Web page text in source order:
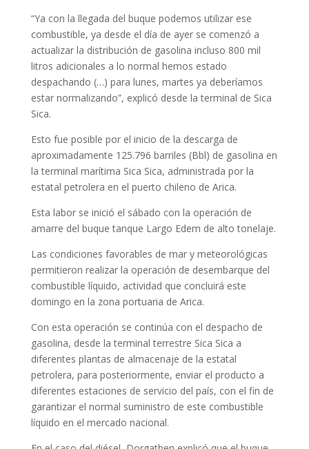
“Ya con la llegada del buque podemos utilizar ese
combustible, ya desde el día de ayer se comenzó a
actualizar la distribución de gasolina incluso 800 mil
litros adicionales a lo normal hemos estado
despachando (…) para lunes, martes ya deberíamos
estar normalizando”, explicó desde la terminal de Sica
Sica.
Esto fue posible por el inicio de la descarga de
aproximadamente 125.796 barriles (Bbl) de gasolina en
la terminal marítima Sica Sica, administrada por la
estatal petrolera en el puerto chileno de Arica.
Esta labor se inició el sábado con la operación de
amarre del buque tanque Largo Edem de alto tonelaje.
Las condiciones favorables de mar y meteorológicas
permitieron realizar la operación de desembarque del
combustible líquido, actividad que concluirá este
domingo en la zona portuaria de Arica.
Con esta operación se continúa con el despacho de
gasolina, desde la terminal terrestre Sica Sica a
diferentes plantas de almacenaje de la estatal
petrolera, para posteriormente, enviar el producto a
diferentes estaciones de servicio del país, con el fin de
garantizar el normal suministro de este combustible
líquido en el mercado nacional.